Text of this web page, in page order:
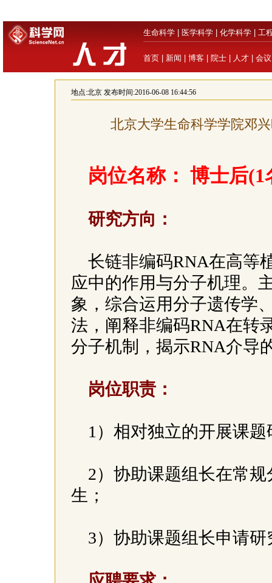
生命科学 医学科学 化学科学 工
首页 新闻 博客 院士 人才 会议
地点:北京发布时间:2016-06-08 16:44:56
北京大学生命科学学院邓
岗位名称： 博士后
研究方向：
长链非编码RNA在高等
应中的作用与分子机理。
象，综合运用分子遗传学
法，阐释非编码RNA在转
分子机制，揭示RNA介导
岗位职责：
1）相对独立的开展课
2）协助课题组长在常
生；
3）协助课题组长申请